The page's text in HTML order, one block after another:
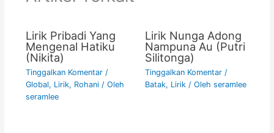
Lirik Pribadi Yang
Mengenal Hatiku
(Nikita)
Tinggalkan Komentar /
Global, Lirik, Rohani/ Oleh
seramlee
Lirik Nunga Adong
Nampuna Au (Putri
Silitonga)
Tinggalkan Komentar /
Batak, Lirik/ Oleh seramlee